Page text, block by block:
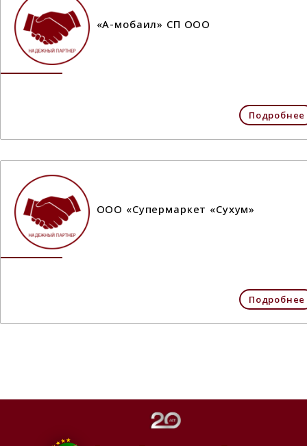
«А-мобаил» СП ООО
Подробнее
ООО «Супермаркет «Сухум»
Подробнее